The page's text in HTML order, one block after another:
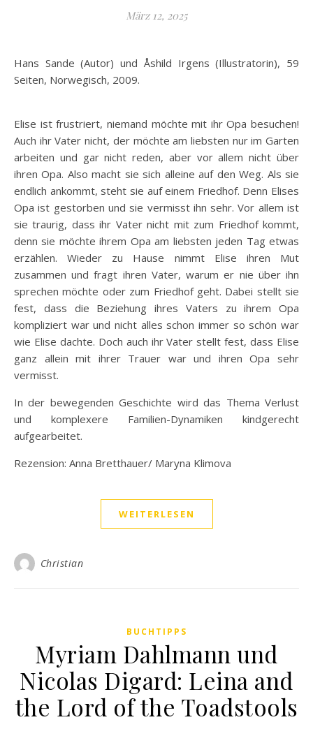
März 12, 2025
Hans Sande (Autor) und Åshild Irgens (Illustratorin), 59
Seiten, Norwegisch, 2009.
Elise ist frustriert, niemand möchte mit ihr Opa besuchen!
Auch ihr Vater nicht, der möchte am liebsten nur im Garten
arbeiten und gar nicht reden, aber vor allem nicht über
ihren Opa. Also macht sie sich alleine auf den Weg. Als sie
endlich ankommt, steht sie auf einem Friedhof. Denn Elises
Opa ist gestorben und sie vermisst ihn sehr. Vor allem ist
sie traurig, dass ihr Vater nicht mit zum Friedhof kommt,
denn sie möchte ihrem Opa am liebsten jeden Tag etwas
erzählen. Wieder zu Hause nimmt Elise ihren Mut
zusammen und fragt ihren Vater, warum er nie über ihn
sprechen möchte oder zum Friedhof geht. Dabei stellt sie
fest, dass die Beziehung ihres Vaters zu ihrem Opa
kompliziert war und nicht alles schon immer so schön war
wie Elise dachte. Doch auch ihr Vater stellt fest, dass Elise
ganz allein mit ihrer Trauer war und ihren Opa sehr
vermisst.
In der bewegenden Geschichte wird das Thema Verlust
und komplexere Familien-Dynamiken kindgerecht
aufgearbeitet.
Rezension: Anna Bretthauer/ Maryna Klimova
WEITERLESEN
Christian
BUCHTIPPS
Myriam Dahlmann und
Nicolas Digard: Leina and
the Lord of the Toadstools